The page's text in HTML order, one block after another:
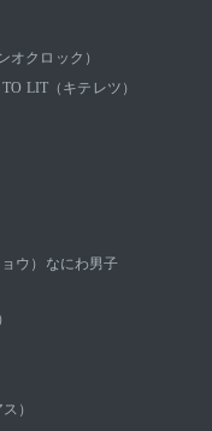
オクロック）
LIT（キテレツ）
ウ）
なにわ男子
）